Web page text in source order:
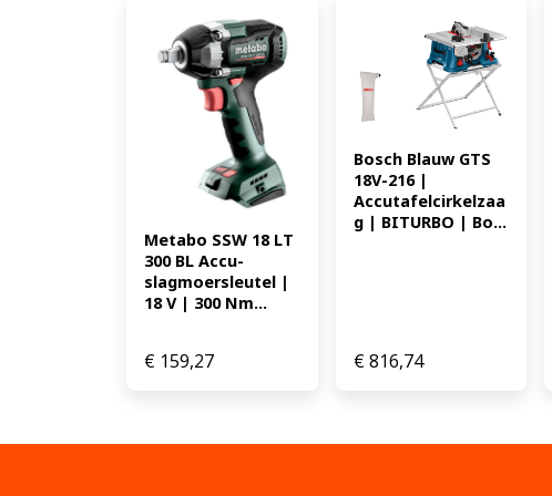
Metabo SSW 18 LT
300 BL Accu-
slagmoersleutel |
18 V | 300 Nm...
€ 159,27
Bosch Blauw GTS
18V-216 |
Accutafelcirkelzaa
g | BITURBO | Bo...
€816,74